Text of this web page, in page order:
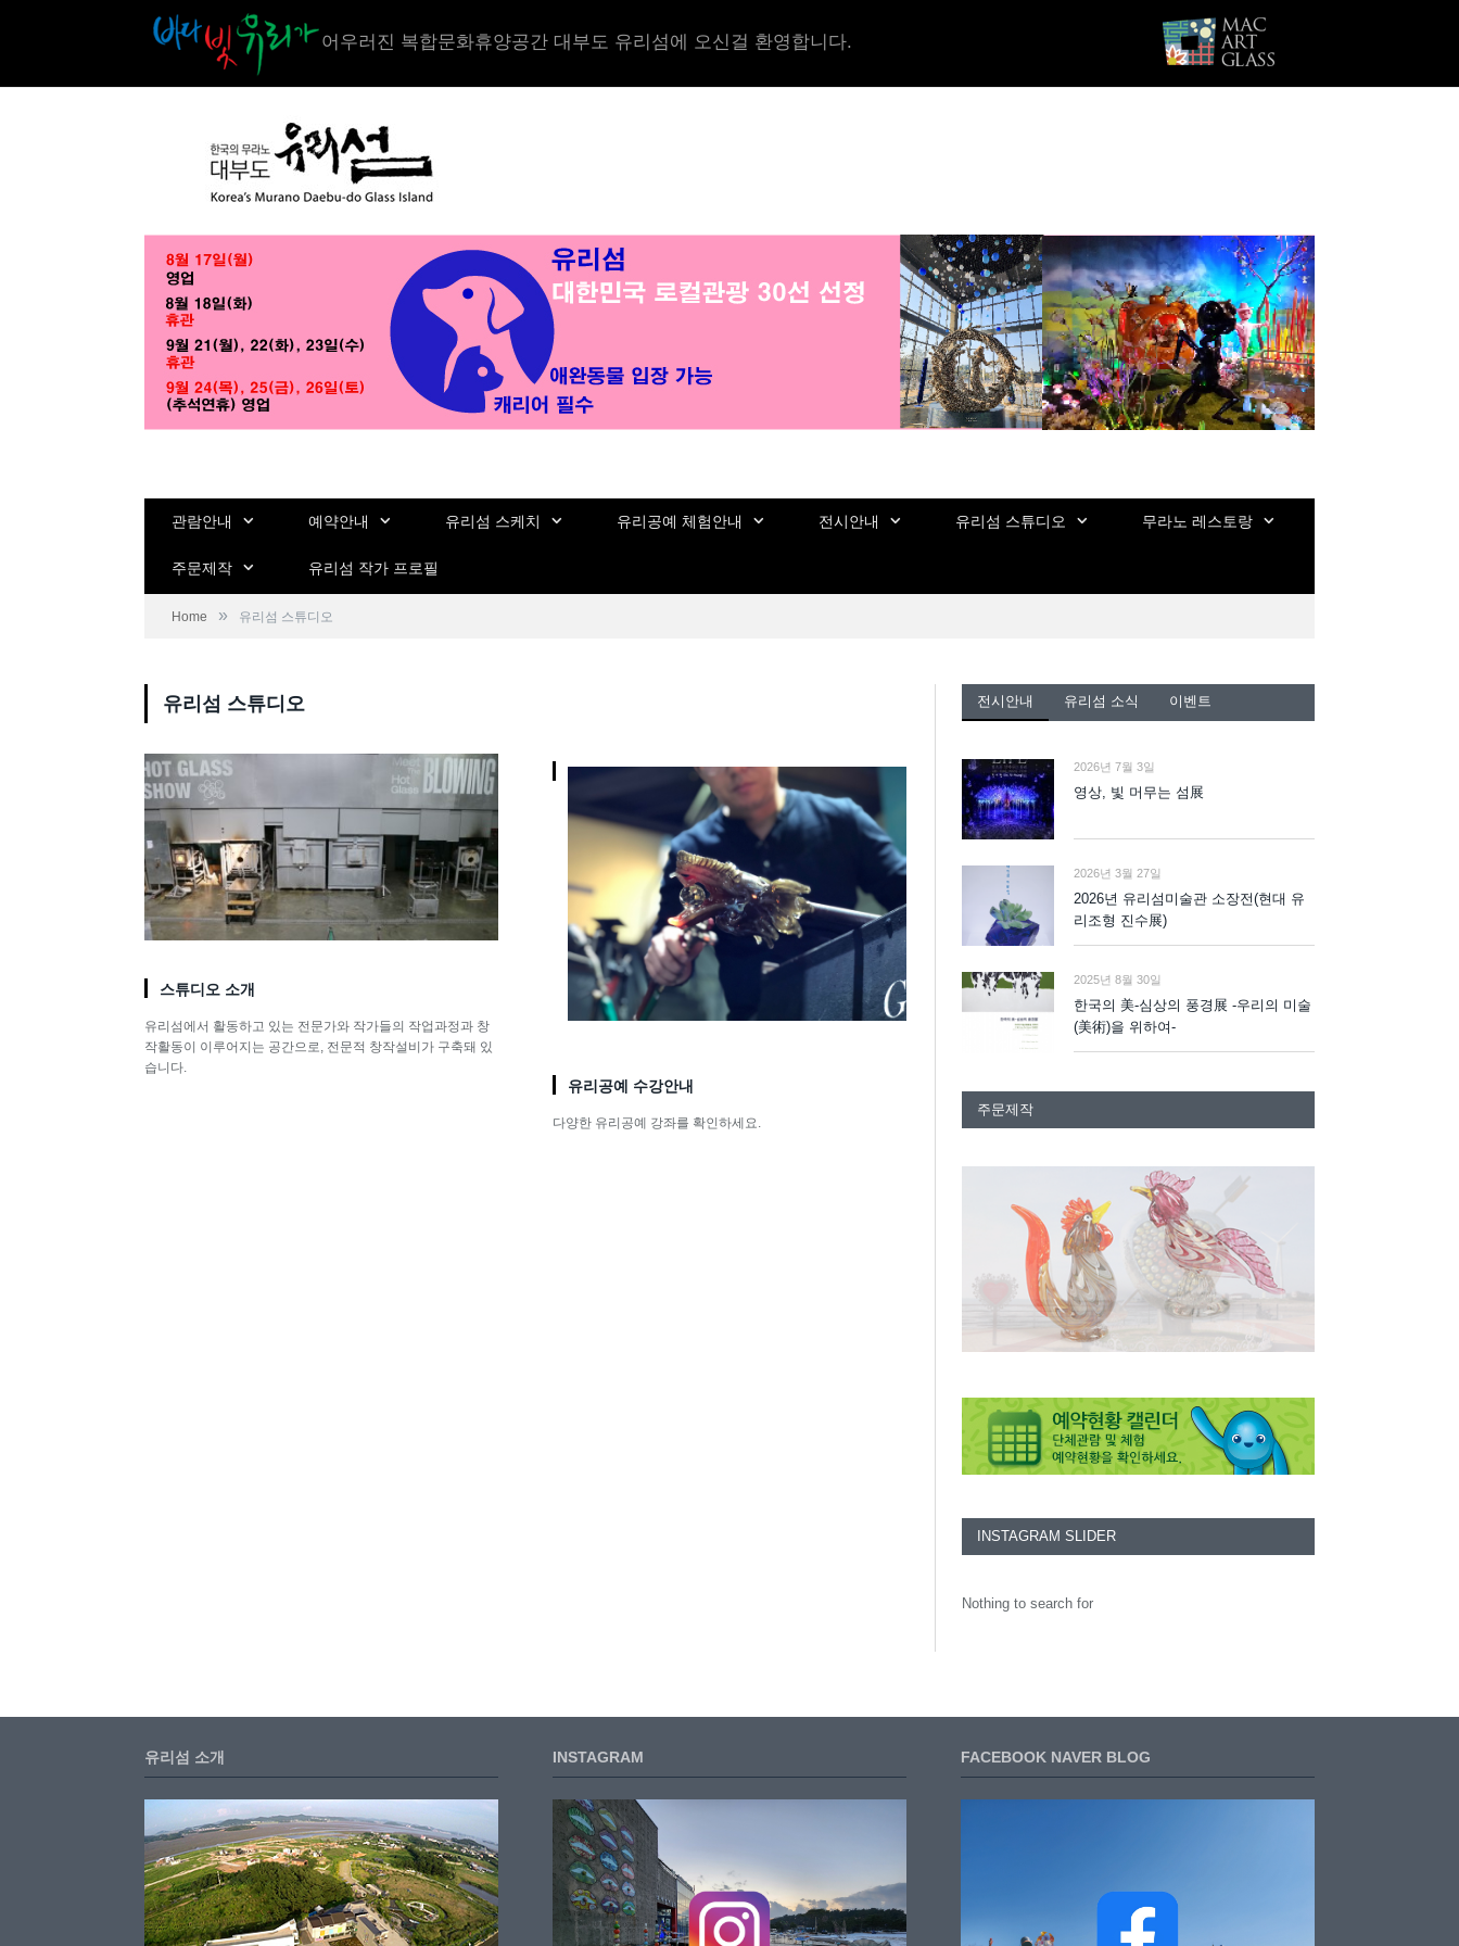
어우러진 복합문화휴양공간 대부도 유리섬에 오신걸 환영합니다.
관람안내 예약안내 유리섬 스케치 유리공예 체험안내 전시안내 유리섬 스튜디오 무라노 레스토랑
주문제작 유리섬 작가 프로필
Home » 유리섬 스튜디오
유리섬 스튜디오
스튜디오 소개
유리섬에서 활동하고 있는 전문가와 작가들의 작업과정과 창
작활동이 이루어지는 공간으로, 전문적 창작설비가 구축돼 있
습니다.
유리공예 수강안내
다양한 유리공예 강좌를 확인하세요.
전시안내 유리섬 소식 이벤트
2026년 7월 3일
영상, 빛 머무는 섬展
2026년 3월 27일
2026년 유리섬미술관 소장전(현대 유
리조형 진수展)
2025년 8월 30일
한국의 美-심상의 풍경展 -우리의 미술
(美術)을 위하여-
주문제작
INSTAGRAM SLIDER
Nothing to search for
유리섬 소개 INSTAGRAM FACEBOOK NAVER BLOG